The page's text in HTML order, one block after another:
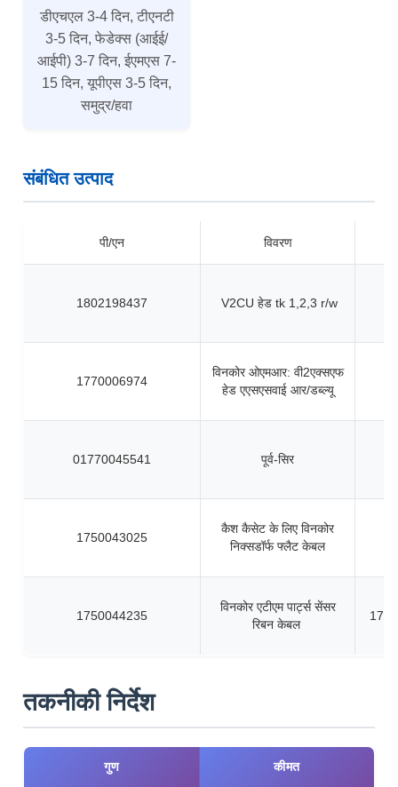
डीएचएल 3-4 दिन, टीएनटी
3-5 दिन, फेडेक्स (आईई/
आईपी) 3-7 दिन, ईएमएस 7-
15 दिन, यूपीएस 3-5 दिन,
समुद्र/हवा
संबंधित उत्पाद
पी/एन विवरण
1802198437 V2CU हेड tk 1,2,3 r/w
1770006974
विनकोर ओएमआर: वी2एक्सएफ
हेड एएसएसवाई आर/डब्ल्यू
01770045541 पूर्व-सिर
1750043025
कैश कैसेट के लिए विनकोर
निक्सडॉर्फ फ्लैट केबल
1750044235
विनकोर एटीएम पार्ट्स सेंसर
रिबन केबल
तकनीकी निर्देश
गुण कीमत